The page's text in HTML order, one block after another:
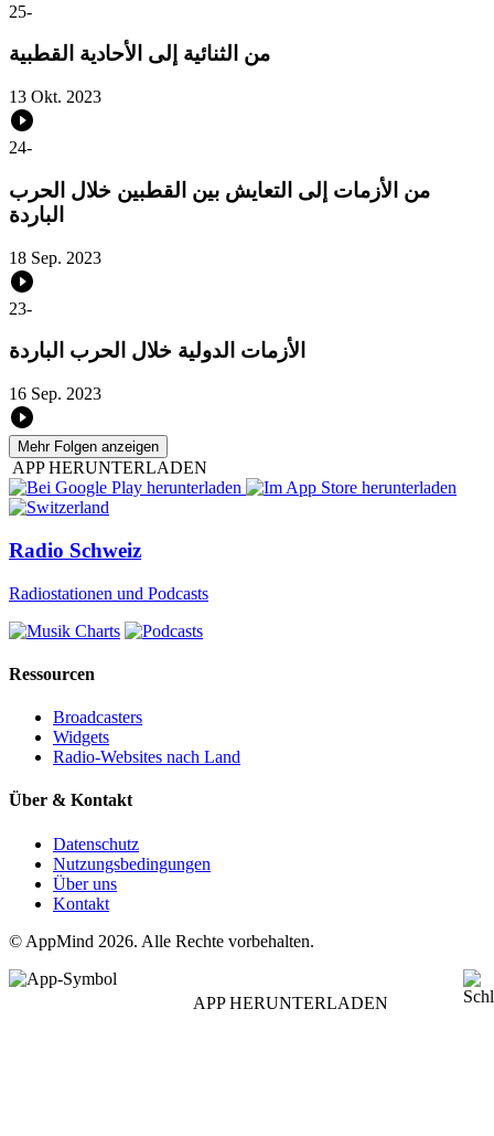
25-
من الثنائية إلى الأحادية القطبية
13 Okt. 2023
24-
من الأزمات إلى التعايش بين القطبين خلال الحرب
الباردة
18 Sep. 2023
23-
الأزمات الدولية خلال الحرب الباردة
16 Sep. 2023
Mehr Folgen anzeigen
APP HERUNTERLADEN
Radio Schweiz
Radiostationen und Podcasts
Ressourcen
Broadcasters
Widgets
Radio-Websites nach Land
Über & Kontakt
Datenschutz
Nutzungsbedingungen
Über uns
Kontakt
© AppMind 2026. Alle Rechte vorbehalten.
APP HERUNTERLADEN